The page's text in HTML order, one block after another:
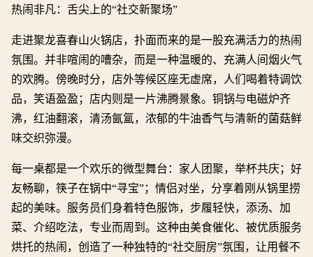
热闹非凡：舌尖上的“社交新聚场”
走进聚龙喜春山火锅店，扑面而来的是一股充满活力的热闹
氛围。并非喧闹的嘈杂，而是一种温暖的、充满人间烟火气
的欢腾。傍晚时分，店外等候区座无虚席，人们喝着特调饮
品，笑语盈盈；店内则是一片沸腾景象。铜锅与电磁炉齐
沸，红油翻滚，清汤氤氲，浓郁的牛油香气与清新的菌菇鲜
味交织弥漫。
每一桌都是一个欢乐的微型舞台：家人团聚，举杯共庆；好
友畅聊，筷子在锅中“寻宝”；情侣对坐，分享着刚从锅里捞
起的美味。服务员们身着特色服饰，步履轻快，添汤、加
菜、介绍吃法，专业而周到。这种由美食催化、被优质服务
烘托的热闹，创造了一种独特的“社交厨房”氛围，让用餐不